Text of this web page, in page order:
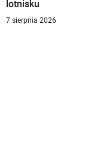
lotnisku
7 sierpnia 2026